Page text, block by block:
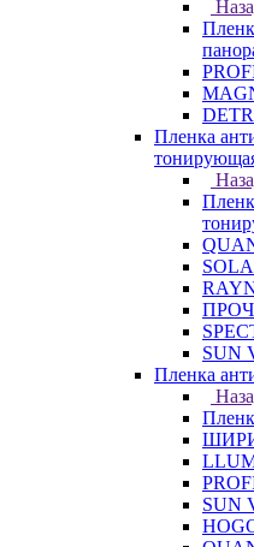
Пленка
SUN
Пленка
SUN